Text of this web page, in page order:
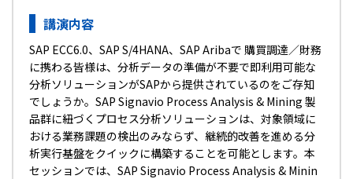
講演内容
SAP ECC6.0、SAP S/4HANA、SAP Aribaで 購買調達／財務
に携わる皆様は、分析データの準備が不要で即利用可能な
分析ソリューションがSAPから提供されているのをご存知
でしょうか。SAP Signavio Process Analysis & Mining 製
品群に紐づくプロセス分析ソリューションは、対象領域に
おける業務課題の検出のみならず、継続的改善を進める分
析実行基盤をクイックに構築することを可能とします。本
セッションでは、SAP Signavio Process Analysis & Minin